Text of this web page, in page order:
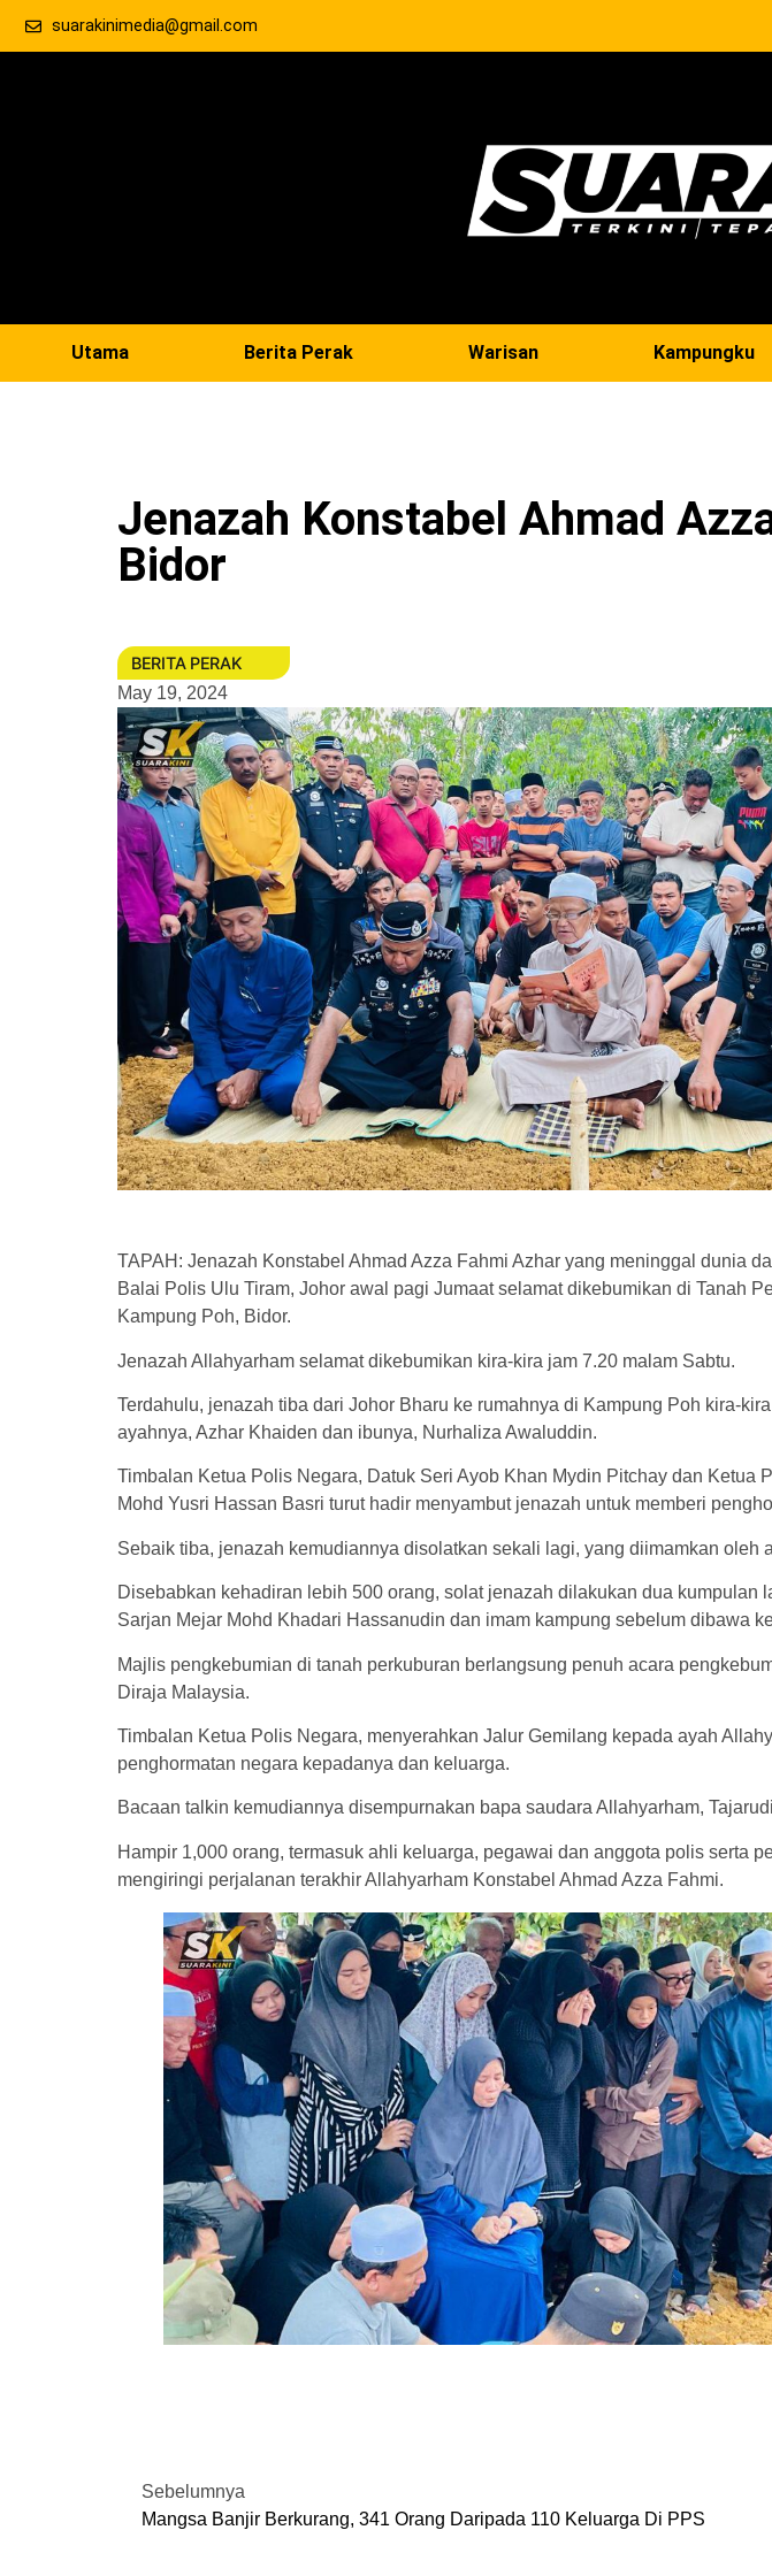
suarakinimedia@gmail.com
Utama Berita Perak Warisan Kampungku
Jenazah Konstabel Ahmad
Bidor
BERITA PERAK
May 19, 2024
TAPAH: Jenazah Konstabel Ahmad Azza Fahmi Azhar yang meninggal dunia
Balai Polis Ulu Tiram, Johor awal pagi Jumaat selamat dikebumikan di Tanah
Kampung Poh, Bidor.
Jenazah Allahyarham selamat dikebumikan kira-kira jam 7.20 malam Sabtu.
Terdahulu, jenazah tiba dari Johor Bharu ke rumahnya di Kampung Poh kira-
ayahnya, Azhar Khaiden dan ibunya, Nurhaliza Awaluddin.
Timbalan Ketua Polis Negara, Datuk Seri Ayob Khan Mydin Pitchay dan Ketua
Mohd Yusri Hassan Basri turut hadir menyambut jenazah untuk memberi
Sebaik tiba, jenazah kemudiannya disolatkan sekali lagi, yang diimamkan oleh
Disebabkan kehadiran lebih 500 orang, solat jenazah dilakukan dua kumpulan
Sarjan Mejar Mohd Khadari Hassanudin dan imam kampung sebelum dibawa
Majlis pengkebumian di tanah perkuburan berlangsung penuh acara
Diraja Malaysia.
Timbalan Ketua Polis Negara, menyerahkan Jalur Gemilang kepada ayah
penghormatan negara kepadanya dan keluarga.
Bacaan talkin kemudiannya disempurnakan bapa saudara Allahyarham,
Hampir 1,000 orang, termasuk ahli keluarga, pegawai dan anggota polis serta
mengiringi perjalanan terakhir Allahyarham Konstabel Ahmad Azza Fahmi.
Sebelumnya
Mangsa Banjir Berkurang, 341 Orang Daripada 110 Keluarga Di PPS